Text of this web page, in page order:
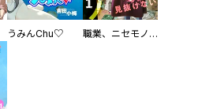
うみんChu♡ 職業、ニセモノ～あなたに偽は見抜けない【電子単行本版】